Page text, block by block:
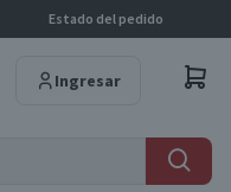
Estado del pedido
Ingresar